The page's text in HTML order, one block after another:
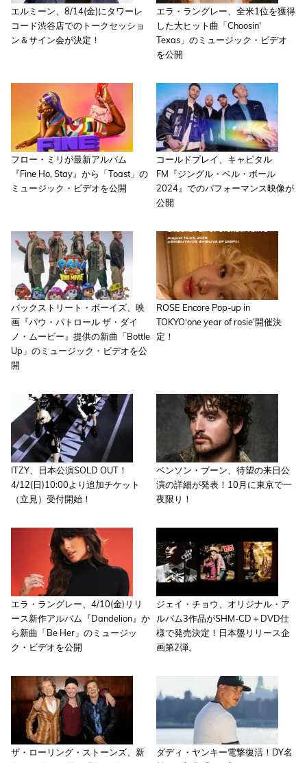
エルミーン、8/14(金)にタワーレ
コード渋谷店でのトークセッショ
ン＆サイン会が決定！
エラ・ラングレー、全米1位を獲得
した大ヒット曲「Choosin'
Texas」のミュージック・ビデオ
を公開
フロー・ミリが最新アルバム
『Fine Ho, Stay』から「Toast」の
ミュージック・ビデオを公開
コールドプレイ、キャピタル
FM『ジングル・ベル・ボール
2024』でのパフォーマンス映像が
公開
バックストリート・ボーイズ、映
画『パウ・パトロール ザ・ダイ
ノ・ムービー』提供の新曲「Bottle
Up」のミュージック・ビデオを公
開
ROSE Encore Pop-up in
TOKYO‘one year of rosie’開催決
定！
ITZY、日本公演SOLD OUT！
4/12(日)10:00より追加チケット
（立見）受付開始！
ベンソン・ブーン、待望の来日公
演の詳細が発表！10月に東京で一
夜限り！
エラ・ラングレー、4/10(金)リリ
ース新作アルバム『Dandelion』か
ら新曲「Be Her」のミュージッ
ク・ビデオを公開
ジェイ・チョウ、オリジナル・ア
ルバム3作品がSHM-CD＋DVD仕
様で発売決定！日本盤リリース企
画第2弾。
ザ・ローリング・ストーンズ、新
ダディ・ヤンキー電撃復活！DY名